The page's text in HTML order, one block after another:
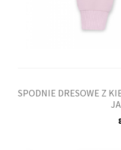
SPODNIE DRESOWE Z